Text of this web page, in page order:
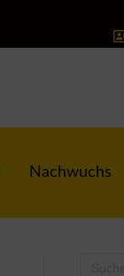
Nachwuchs